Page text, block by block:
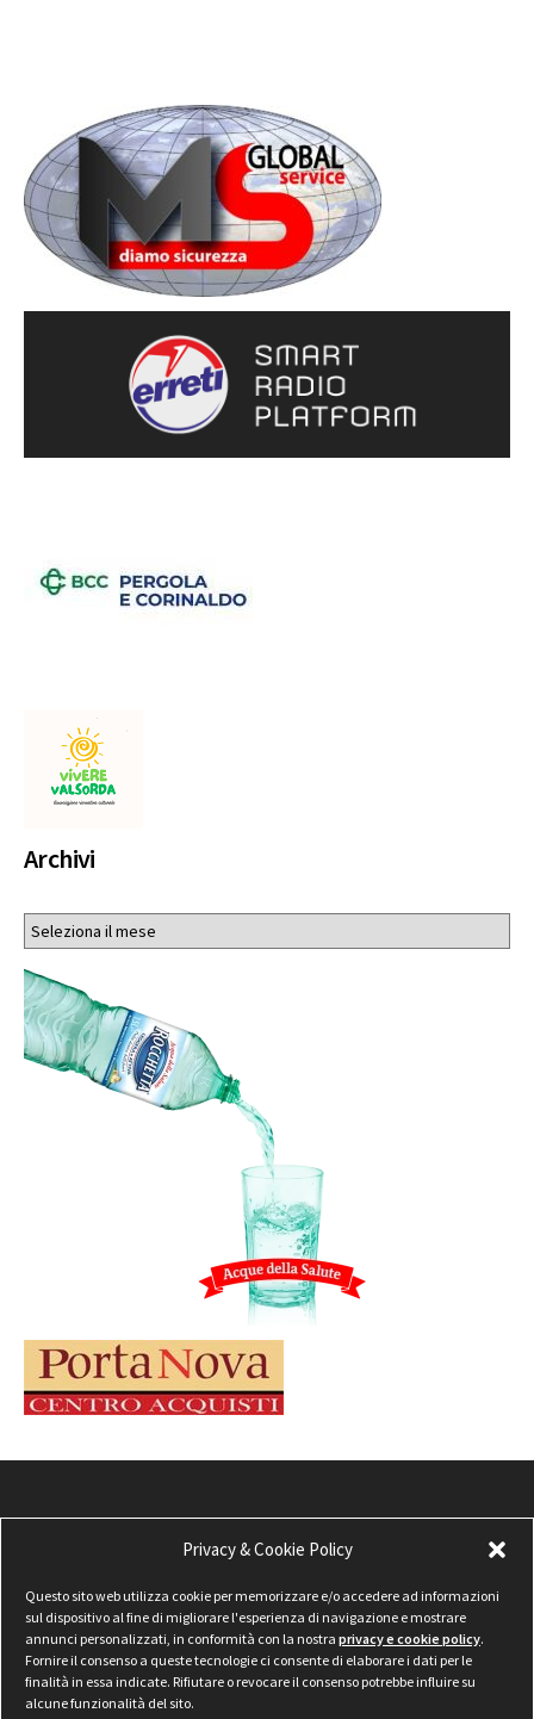
Privacy & Cookie Policy
Questo sito web utilizza cookie per memorizzare e/o accedere ad informazioni
sul dispositivo al fine di migliorare l'esperienza di navigazione e mostrare
annunci personalizzati, in conformità con la nostra privacy e cookie policy.
Fornire il consenso a queste tecnologie ci consente di elaborare i dati per le
finalità in essa indicate. Rifiutare o revocare il consenso potrebbe influire su
alcune funzionalità del sito.
Archivi
Archivi